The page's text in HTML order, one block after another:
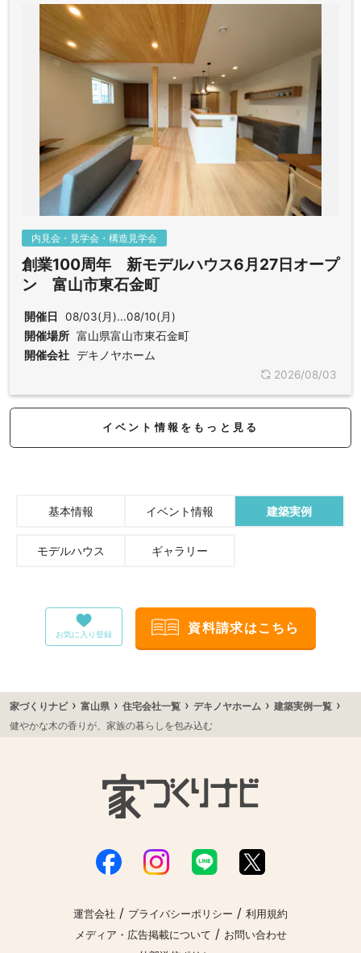
内見会・見学会・構造見学会
創業100周年 新モデルハウス6月27日オープ
ン 富山市東石金町
開催日
08/03(月)...08/10(月)
開催場所 富山県富山市東石金町
開催会社 デキノヤホーム
2026/08/03
イベント情報をもっと見る
基本情報 イベント情報 建築実例
モデルハウス ギャラリー
お気に入り登録 資料請求はこちら
家づくりナビ› 富山県 › 住宅会社一覧 › デキノヤホーム › 建築実例一覧 ›
健やかな木の香りが、家族の暮らしを包み込む
運営会社 / プライバシーポリシー / 利用規約
メディア・広告掲載について / お問い合わせ